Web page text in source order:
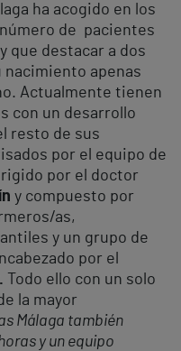
ha acogido en los
de pacientes
que destacar a dos
nacimiento apenas
Actualmente tienen
con un desarrollo
resto de sus
por el equipo de
por el doctor
y compuesto por
as,
y un grupo de
por el
Todo ello con un solo
la mayor
Málaga también
y un equipo